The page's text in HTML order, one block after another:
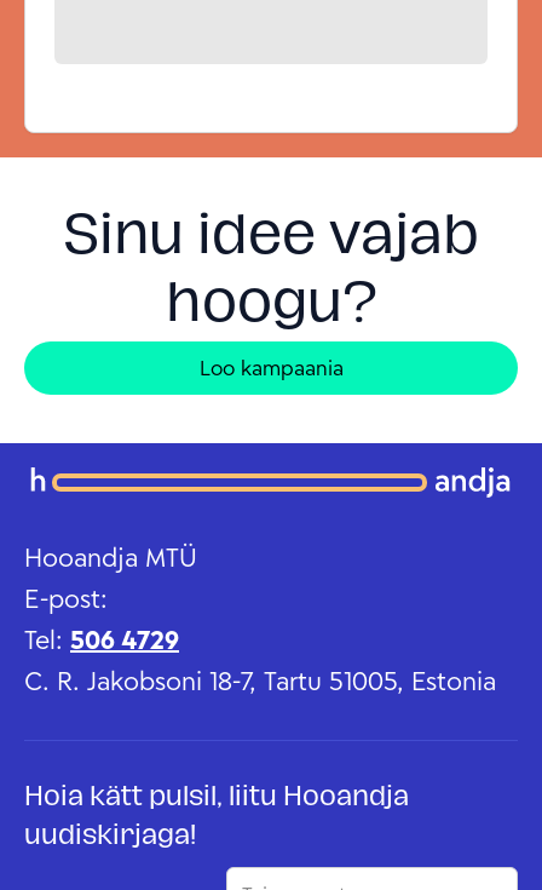
Sinu idee vajab
hoogu?
Loo kampaania
Hooandja MTÜ
E-post:
Tel: 506 4729
C. R. Jakobsoni 18-7, Tartu 51005, Estonia
Hoia kätt pulsil, liitu Hooandja
uudiskirjaga!